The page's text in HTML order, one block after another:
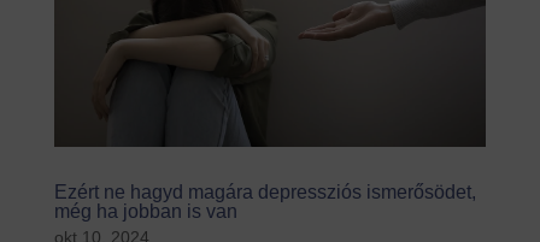
Ezért ne hagyd magára depressziós ismerősödet,
még ha jobban is van
okt 10, 2024